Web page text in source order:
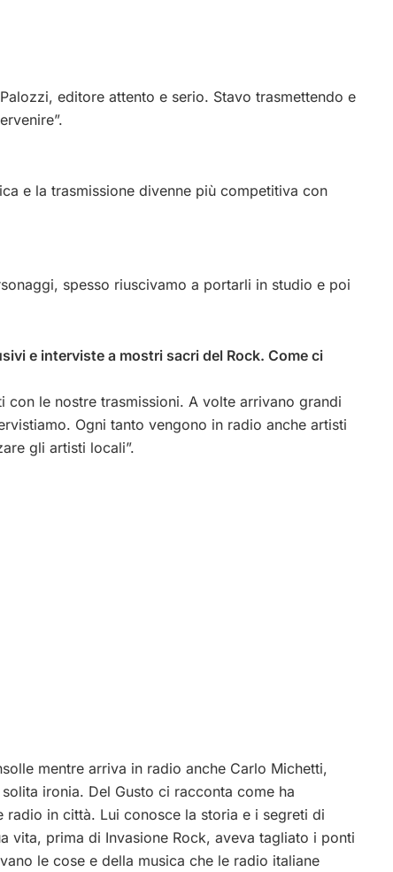
editore attento e serio. Stavo trasmettendo e
e la trasmissione divenne più competitiva con
spesso riuscivamo a portarli in studio e poi
e interviste a mostri sacri del Rock. Come ci
con le nostre trasmissioni. A volte arrivano grandi
Ogni tanto vengono in radio anche artisti
gli artisti locali”.
mentre arriva in radio anche Carlo Michetti,
ironia. Del Gusto ci racconta come ha
in città. Lui conosce la storia e i segreti di
vita, prima di Invasione Rock, aveva tagliato i ponti
le cose e della musica che le radio italiane